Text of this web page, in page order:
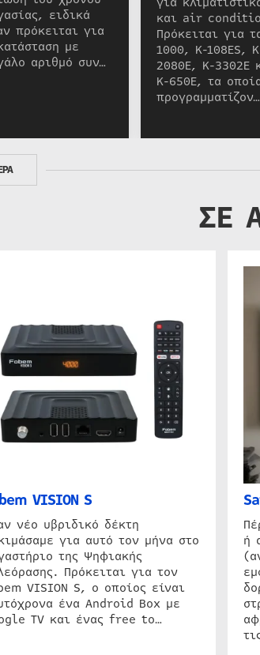
ειδικά
πρόκειται για
με
αριθμό συν…
και air
Πρόκειται για
1000, K-108ES,
2080E, K-3302E
K-650E, τα
προγραμματίζον…
ΣΕ
VISION S
νέο υβριδικό δέκτη
για αυτό τον μήνα στο
της Ψηφιακής
Πρόκειται για τον
VISION S, ο οποίος είναι
ένα Android Box με
TV και ένας free to…
ή